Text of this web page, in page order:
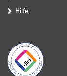
Hilfe